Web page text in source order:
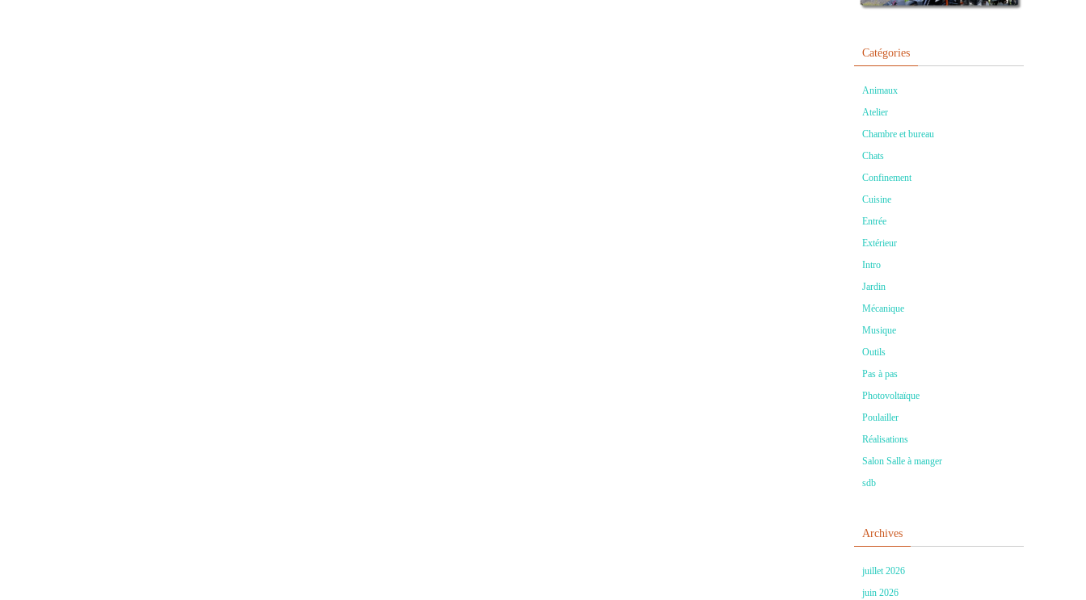
Catégories
Animaux
Atelier
Chambre et bureau
Chats
Confinement
Cuisine
Entrée
Extérieur
Intro
Jardin
Mécanique
Musique
Outils
Pas à pas
Photovoltaïque
Poulailler
Réalisations
Salon Salle à manger
sdb
Archives
juillet 2026
juin 2026